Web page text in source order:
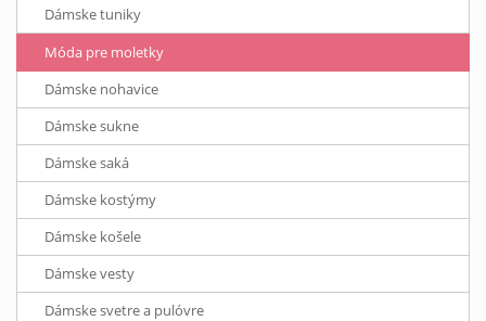
Dámske tuniky
Móda pre moletky
Dámske nohavice
Dámske sukne
Dámske saká
Dámske kostýmy
Dámske košele
Dámske vesty
Dámske svetre a pulóvre